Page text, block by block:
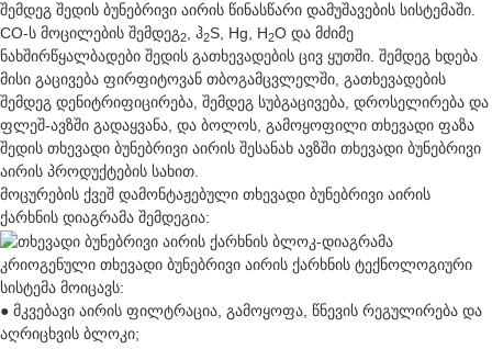
შემდეგ შედის ბუნებრივი აირის წინასწარი დამუშავების სისტემაში.
CO-ს მოცილების შემდეგ2 , ჰ2S, Hg, H2O და მძიმე
ნახშირწყალბადები შედის გათხევადების ცივ ყუთში. შემდეგ ხდება
მისი გაცივება ფირფიტოვან თბოგამცვლელში, გათხევადების
შემდეგ დენიტრიფიცირება, შემდეგ სუბგაცივება, დროსელირება და
ფლეშ-ავზში გადაყვანა, და ბოლოს, გამოყოფილი თხევადი ფაზა
შედის თხევადი ბუნებრივი აირის შესანახ ავზში თხევადი ბუნებრივი
აირის პროდუქტების სახით.
მოცურების ქვეშ დამონტაჟებული თხევადი ბუნებრივი აირის
ქარხნის დიაგრამა შემდეგია:
კრიოგენული თხევადი ბუნებრივი აირის ქარხნის ტექნოლოგიური
სისტემა მოიცავს:
● მკვებავი აირის ფილტრაცია, გამოყოფა, წნევის რეგულირება და
აღრიცხვის ბლოკი;